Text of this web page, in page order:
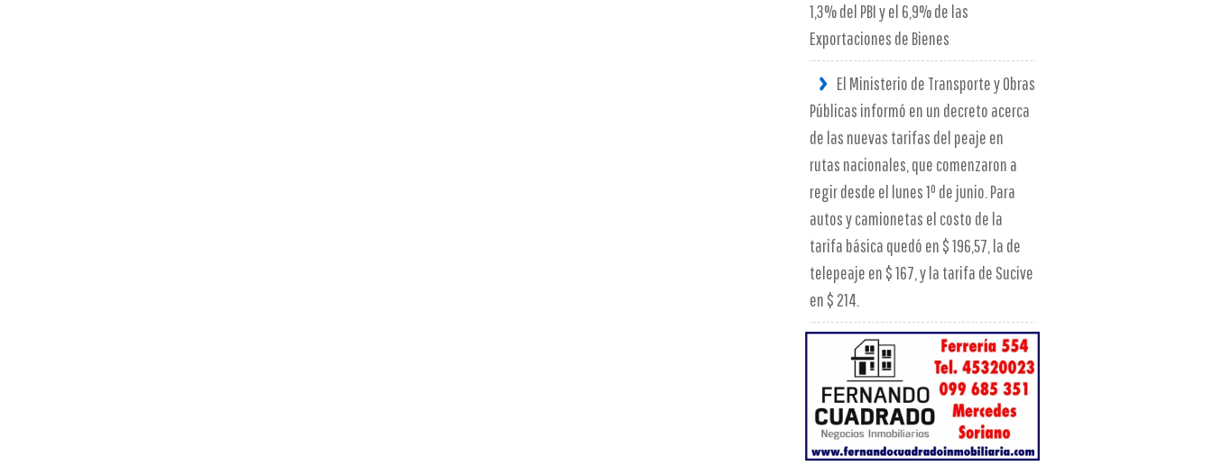
1,3% del PBI y el 6,9% de las
Exportaciones de Bienes
El Ministerio de Transporte y Obras
Públicas informó en un decreto acerca
de las nuevas tarifas del peaje en
rutas nacionales, que comenzaron a
regir desde el lunes 1º de junio. Para
autos y camionetas el costo de la
tarifa básica quedó en $ 196,57, la de
telepeaje en $ 167, y la tarifa de Sucive
en $ 214.